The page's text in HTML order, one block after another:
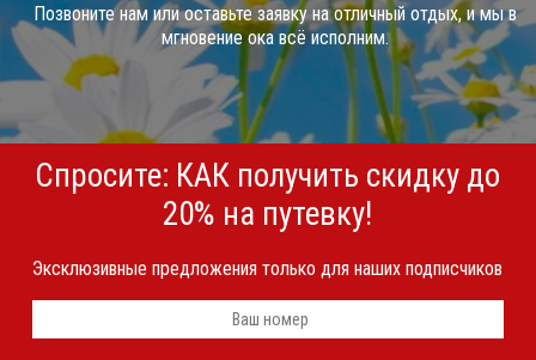
Позвоните нам или оставьте заявку на отличный отдых, и мы в
мгновение ока всё исполним.
Спросите: КАК получить скидку до
20% на путевку!
Эксклюзивные предложения только для наших подписчиков
*